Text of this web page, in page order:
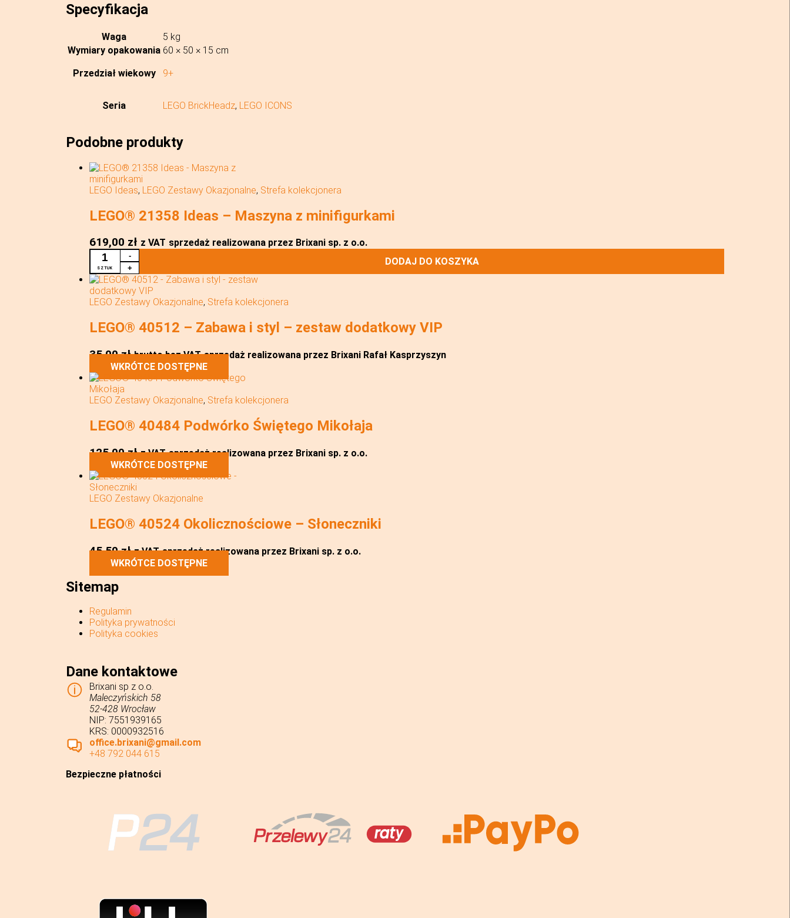
Specyfikacja
Waga
5 kg
Wymiary opakowania 60 × 50 × 15 cm
Przedział wiekowy 9+
Seria LEGO BrickHeadz, LEGO ICONS
Podobne produkty
LEGO Ideas, LEGO Zestawy Okazjonalne, Strefa kolekcjonera
LEGO® 21358 Ideas – Maszyna z minifigurkami
619,00 zł z VAT sprzedaż realizowana przez Brixani sp. z o.o.
ILOŚĆ
LEGO®
21358
IDEAS
-
MASZYNA
MINIFIGURKAMI
SZTUK
-
+
DODAJ DO KOSZYKA
LEGO Zestawy Okazjonalne, Strefa kolekcjonera
LEGO® 40512 – Zabawa i styl – zestaw dodatkowy VIP
35,00zł brutto bez VAT sprzedaż realizowana przez Brixani Rafał Kasprzyszyn
WKRÓTCE DOSTĘPNE
LEGO Zestawy Okazjonalne, Strefa kolekcjonera
LEGO® 40484 Podwórko Świętego Mikołaja
125,00zł z VAT sprzedaż realizowana przez Brixani sp. z o.o.
WKRÓTCE DOSTĘPNE
LEGO Zestawy Okazjonalne
LEGO® 40524 Okolicznościowe – Słoneczniki
45,50zł z VAT sprzedaż realizowana przez Brixani sp. z o.o.
WKRÓTCE DOSTĘPNE
Sitemap
Regulamin
Polityka prywatności
Polityka cookies
Dane kontaktowe
Brixani sp z o.o.
Maleczyńskich 58
52-428 Wrocław
NIP: 7551939165
KRS: 0000932516
office.brixani@gmail.com
+48 792 044 615
Bezpieczne płatności